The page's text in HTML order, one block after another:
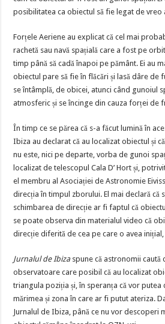
posibilitatea ca obiectul să fie legat de vreo
Forțele Aeriene au explicat că cel mai
rachetă sau navă spațială care a fost pe
timp până să cadă înapoi pe pământ. Ei au
obiectul pare să fie în flăcări și lasă dâre de
se întâmplă, de obicei, atunci când gunoiul
atmosferic și se încinge din cauza forței de
În timp ce se părea că s-a făcut lumină în
Ibiza au declarat că au localizat obiectul și
nu este, nici pe departe, vorba de gunoi
localizat de telescopul Cala D’ Hort și,
el membru al Asociației de Astronomie
direcția în timpul zborului. El mai declară că
schimbarea de direcție ar fi faptul că
se poate observa din materialul video că
direcție diferită de cea pe care o avea
Jurnalul de Ibiza spune că astronomii caută
observatoare care posibil că au localizat
triangula poziția și, în speranța că vor
mărimea și zona în care ar fi putut ateriza.
Jurnalul de Ibiza, până ce nu vor descoperi